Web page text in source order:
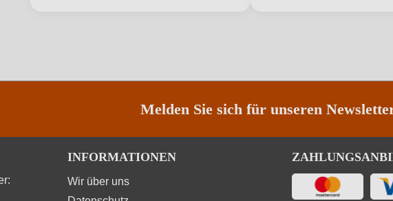
(Schwefeldioxid, E 220, L-Ascorbinsäure, E 300), Gase und Packgase
Melden Sie sich für unseren
INFORMATIONEN
Wir über uns